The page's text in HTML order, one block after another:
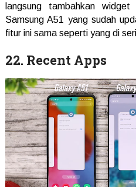
langsung tambahkan
Samsung A51 yang sudah
fitur ini sama seperti yang di
22. Recent Apps